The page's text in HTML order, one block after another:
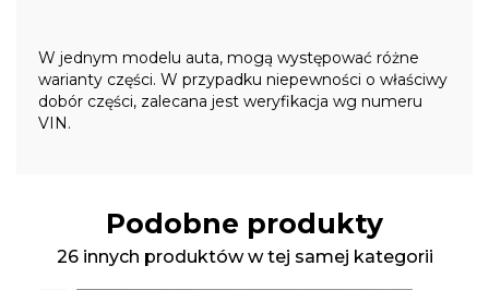
W jednym modelu auta, mogą występować różne
warianty części. W przypadku niepewności o właściwy
dobór części, zalecana jest weryfikacja wg numeru
VIN.
Podobne produkty
26 innych produktów w tej samej kategorii